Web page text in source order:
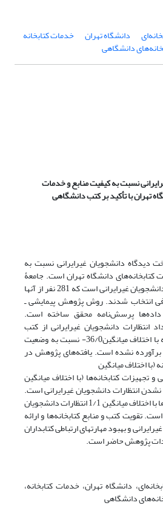
دانشگاه تهران خدمات کتابخانه
دانشگاهی
نسبت به کیفیت منابع و خدمات
تهران با تأکید بر کتب دانشگاهی
دانشجویان غیرایرانی نسبت به
کتابخانه‌های دانشگاه تهران است. جامعۀ
پژوهش شامل 900 نفر از دانشجویان غیرایرانی است که 281 نفر از آنها
انتخاب شدند. روش پژوهش پیمایشی ـ
داده‌ها پرسش‌نامه محقق ساخته است.
انتظارات دانشجویان غیرایرانی از کتب
دانشگاهی و منابع کتابخانه با اختلاف میانگین36/0- نسبت به وضعیت
نشده است. یافته‌های پژوهش در
(با اختلاف میانگین
تجهیزات کتابخانه‌ها (با اختلاف میانگین
نشدن انتظارات دانشجویان غیرایرانی است.
فقط مکان و فضای کتابخانه‌ها با اختلاف میانگین 1/1 انتظارات دانشجویان
تقویت کتب و منابع کتابخانه‌ها و ارائه
و بهبود مهارتهای ارتباطی کتابداران
پژوهش حاضر است.
دانشگاه تهران، خدمات کتابخانه،
دانشگاهی